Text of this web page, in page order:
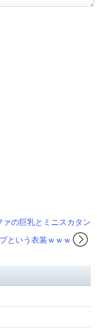
ァの巨乳とミニスカタン
という衣装ｗｗｗ